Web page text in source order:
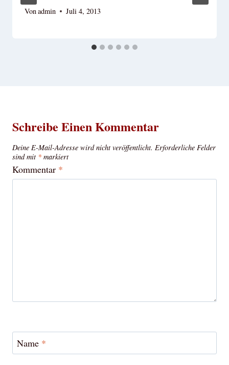
Vonadmin Juli 4, 2013
Schreibe Einen Kommentar
Deine E-Mail-Adresse wird nicht veröffentlicht. Erforderliche Felder
sind mit * markiert
Kommentar *
Name *